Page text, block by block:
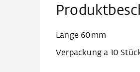
Länge 60mm
Verpackung a 10